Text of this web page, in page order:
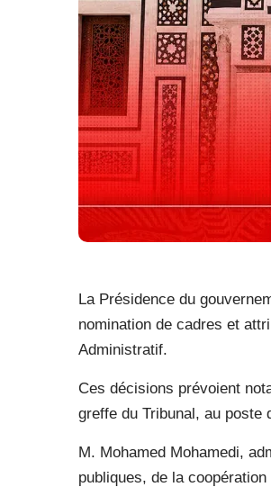
La Présidence du
nomination de cadres et
Administratif.
Ces décisions prévoient
greffe du Tribunal, au poste
M. Mohamed Mohamedi,
publiques, de la